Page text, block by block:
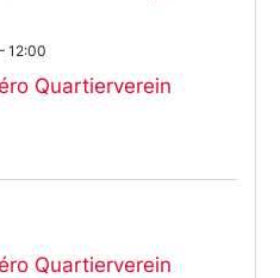
Quartierverein
12:00
Quartierverein